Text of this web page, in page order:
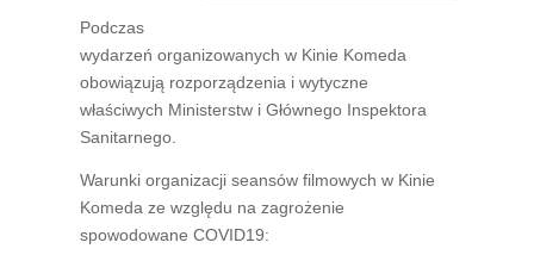
Podczas
wydarzeń organizowanych w Kinie Komeda
obowiązują rozporządzenia i wytyczne
właściwych Ministerstw i Głównego Inspektora
Sanitarnego.
Warunki organizacji seansów filmowych w Kinie
Komeda ze względu na zagrożenie
spowodowane COVID19: